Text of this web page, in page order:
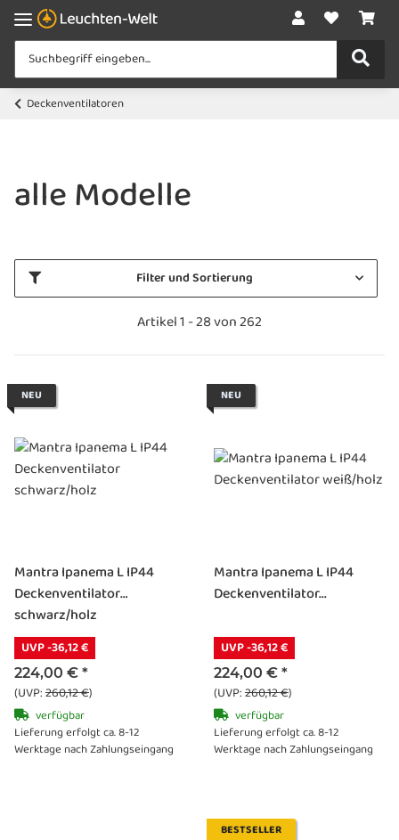
Deckenventilatoren
alle Modelle
Filter und Sortierung
Artikel 1 - 28 von 262
NEU
Mantra Ipanema L IP44
Deckenventilator
schwarz/holz
UVP -36,12 €
224,00 € *
(UVP:260,12 €)
verfügbar
Lieferung erfolgt ca. 8-12
Werktage nach Zahlungseingang
NEU
Mantra Ipanema L IP44
Deckenventilator...
UVP -36,12 €
224,00 € *
(UVP:260,12 €)
verfügbar
Lieferung erfolgt ca. 8-12
Werktage nach Zahlungseingang
BESTSELLER